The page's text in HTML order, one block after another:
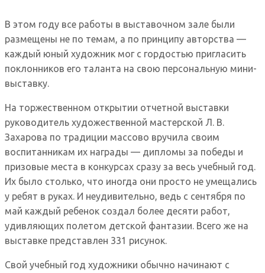
В этом году все работы в выставочном зале были
размещены не по темам, а по принципу авторства —
каждый юный художник мог с гордостью пригласить
поклонников его таланта на свою персональную мини-
выставку.
На торжественном открытии отчетной выставки
руководитель художественной мастерской Л. В.
Захарова по традиции массово вручила своим
воспитанникам их награды — дипломы за победы и
призовые места в конкурсах сразу за весь учебный год.
Их было столько, что иногда они просто не умещались
у ребят в руках. И неудивительно, ведь с сентября по
май каждый ребенок создал более десяти работ,
удивляющих полетом детской фантазии. Всего же на
выставке представлен 331 рисунок.
Свой учебный год художники обычно начинают с